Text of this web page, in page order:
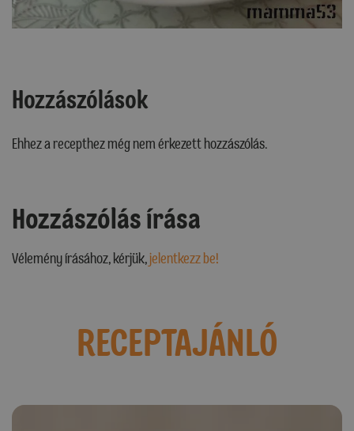
Hozzászólások
Ehhez a recepthez még nem érkezett hozzászólás.
Hozzászólás írása
Vélemény írásához, kérjük,jelentkezz be!
RECEPTAJÁNLÓ